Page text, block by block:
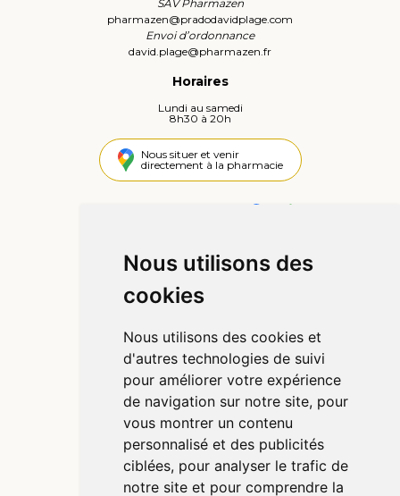
Nous utilisons des
cookies
Nous utilisons des cookies et
d'autres technologies de suivi
pour améliorer votre expérience
de navigation sur notre site, pour
vous montrer un contenu
personnalisé et des publicités
ciblées, pour analyser le trafic de
notre site et pour comprendre la
SAV Pharmazen
pharmazen@pradodavidplage.com
Envoi d’ordonnance
david.plage@pharmazen.fr
Horaires
Lundi au samedi
8h30 à 20h
Nous situer et venir
directement à la pharmacie
Informations
Qui sommes-nous ?
Déclarer un effet indésirable
Mentions légales
CGV
Données personnelles
Cookies
Préférences Cookies